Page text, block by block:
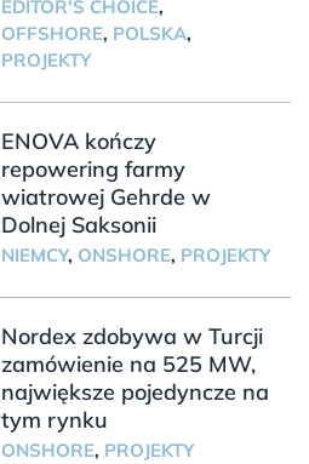
EDITOR'S CHOICE,
OFFSHORE, POLSKA,
PROJEKTY
ENOVA kończy
repowering farmy
wiatrowej Gehrde w
Dolnej Saksonii
NIEMCY, ONSHORE, PROJEKTY
Nordex zdobywa w Turcji
zamówienie na 525 MW,
największe pojedyncze na
tym rynku
ONSHORE, PROJEKTY